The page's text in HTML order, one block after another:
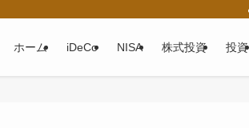
ホーム iDeCo NISA 株式投資 投資